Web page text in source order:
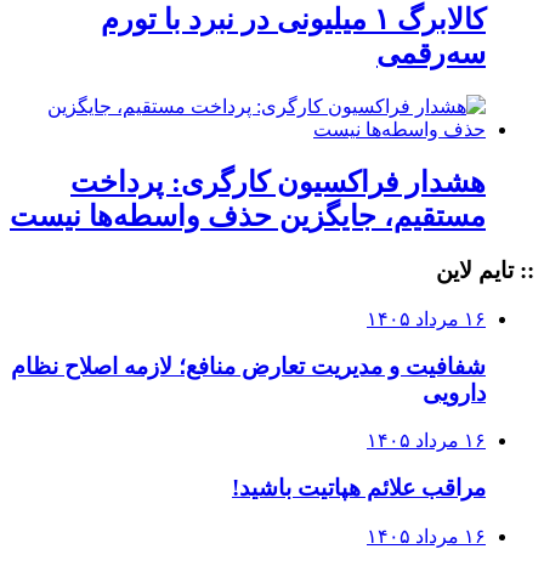
کالابرگ ۱ میلیونی در نبرد با تورم
سه‌رقمی
هشدار فراکسیون کارگری: پرداخت
مستقیم، جایگزین حذف واسطه‌ها نیست
:: تایم لاین
۱۶ مرداد ۱۴۰۵
شفافیت و مدیریت تعارض منافع؛ لازمه اصلاح نظام
دارویی
۱۶ مرداد ۱۴۰۵
مراقب علائم هپاتیت باشید!
۱۶ مرداد ۱۴۰۵